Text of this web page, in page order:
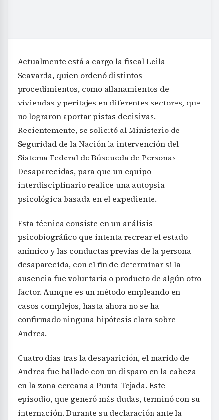
Actualmente está a cargo la fiscal Leila
Scavarda, quien ordenó distintos
procedimientos, como allanamientos de
viviendas y peritajes en diferentes sectores, que
no lograron aportar pistas decisivas.
Recientemente, se solicitó al Ministerio de
Seguridad de la Nación la intervención del
Sistema Federal de Búsqueda de Personas
Desaparecidas, para que un equipo
interdisciplinario realice una autopsia
psicológica basada en el expediente.
Esta técnica consiste en un análisis
psicobiográfico que intenta recrear el estado
anímico y las conductas previas de la persona
desaparecida, con el fin de determinar si la
ausencia fue voluntaria o producto de algún otro
factor. Aunque es un método empleando en
casos complejos, hasta ahora no se ha
confirmado ninguna hipótesis clara sobre
Andrea.
Cuatro días tras la desaparición, el marido de
Andrea fue hallado con un disparo en la cabeza
en la zona cercana a Punta Tejada. Este
episodio, que generó más dudas, terminó con su
internación. Durante su declaración ante la